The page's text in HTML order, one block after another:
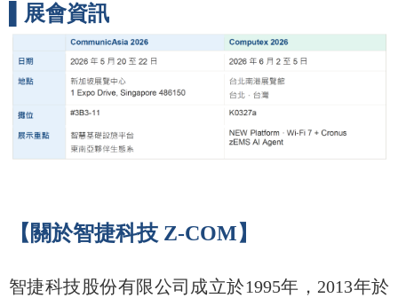
▌展會資訊
【關於智捷科技 Z-COM】
智捷科技股份有限公司成立於1995年，2013年於